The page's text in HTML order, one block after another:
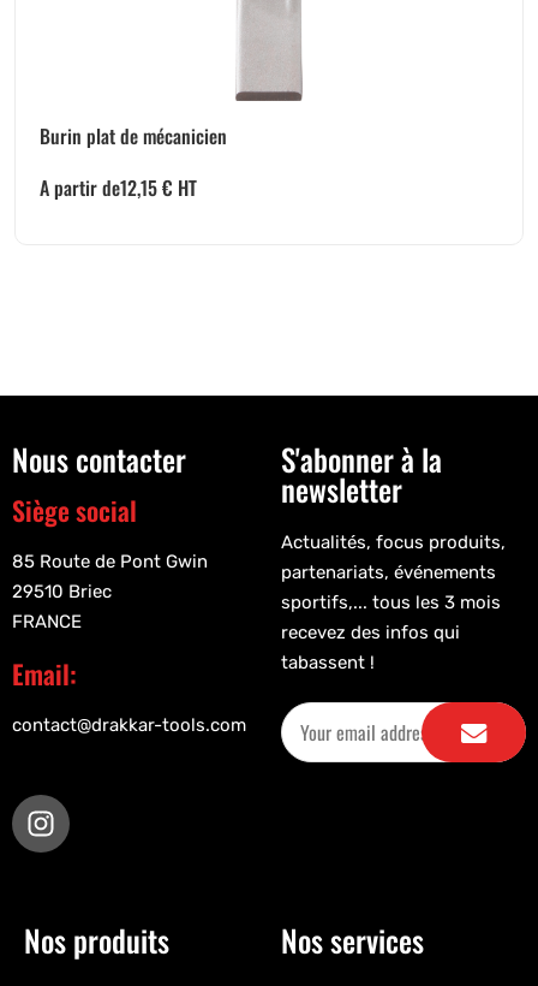
Burin plat de mécanicien
A partir de12,15€ HT
Nous contacter
Siège social
85 Route de Pont Gwin
29510 Briec
FRANCE
Email:
contact@drakkar-tools.com
S'abonner à la
newsletter
Actualités, focus produits,
partenariats, événements
sportifs,... tous les 3 mois
recevez des infos qui
tabassent !
Nos produits Nos services